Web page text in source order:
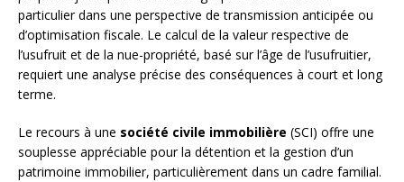
particulier dans une perspective de transmission anticipée ou
d’optimisation fiscale. Le calcul de la valeur respective de
l’usufruit et de la nue-propriété, basé sur l’âge de l’usufruitier,
requiert une analyse précise des conséquences à court et long
terme.
Le recours à une société civile immobilière (SCI) offre une
souplesse appréciable pour la détention et la gestion d’un
patrimoine immobilier, particulièrement dans un cadre familial.